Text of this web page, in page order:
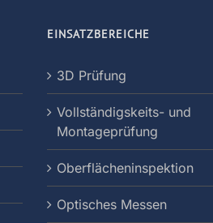
EINSATZBEREICHE
3D Prüfung
Vollständigskeits- und
Montageprüfung
Oberflächeninspektion
Optisches Messen